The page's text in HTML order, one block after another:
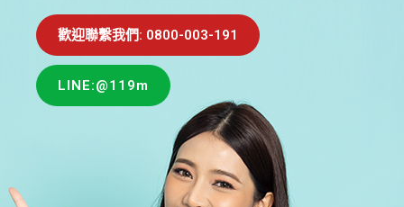
歡迎聯繫我們: 0800-003-191
LINE:@119m